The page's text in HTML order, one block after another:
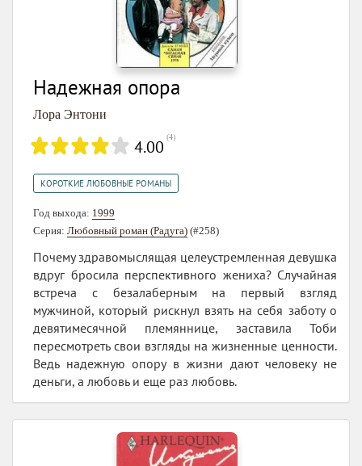
Надежная опора
Лора Энтони
4.00 (4)
КОРОТКИЕ ЛЮБОВНЫЕ РОМАНЫ
Год выхода: 1999
Серия: Любовный роман (Радуга) (#258)
Почему здравомыслящая целеустремленная девушка
вдруг бросила перспективного жениха? Случайная
встреча с безалаберным на первый взгляд
мужчиной, который рискнул взять на себя заботу о
девятимесячной племяннице, заставила Тоби
пересмотреть свои взгляды на жизненные ценности.
Ведь надежную опору в жизни дают человеку не
деньги, а любовь и еще раз любовь.